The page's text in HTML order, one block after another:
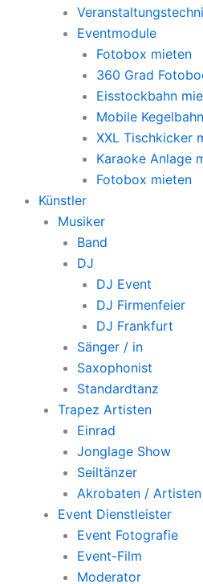
Eventmodule
Fotobox mieten
360 Grad
Eisstockbahn
Mobile
XXL Tischkicker
Karaoke Anlage
Fotobox mieten
Künstler
Musiker
Band
DJ
DJ Event
DJ Firmenfeier
DJ Frankfurt
Sänger / in
Saxophonist
Standardtanz
Trapez Artisten
Einrad
Jonglage Show
Seiltänzer
Akrobaten / Artisten
Event Dienstleister
Event Fotografie
Event-Film
Moderator